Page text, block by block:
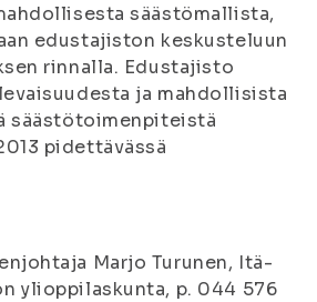
säästömallista,
edustajiston keskusteluun
rinnalla. Edustajisto
ja mahdollisista
säästötoimenpiteistä
pidettävässä
Marjo Turunen, Itä-
ylioppilaskunta, p. 044 576